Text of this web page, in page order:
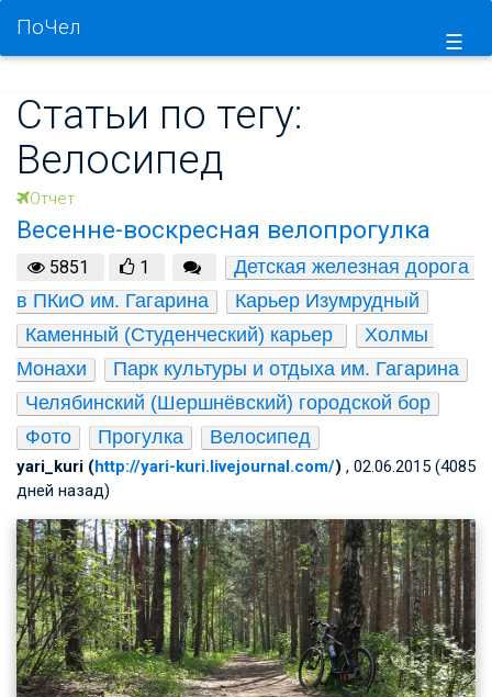
☰
ПоЧел
Статьи по тегу:
Велосипед
Отчет
Весенне-воскресная велопрогулка
5851 1
Детская железная дорога
в ПКиО им. Гагарина
Карьер Изумрудный
Каменный (Студенческий) карьер
Холмы
Монахи
Парк культуры и отдыха им. Гагарина
Челябинский (Шершнёвский) городской бор
Фото
Прогулка Велосипед
yari_kuri (http://yari-kuri.livejournal.com/) , 02.06.2015 (4085
дней назад)